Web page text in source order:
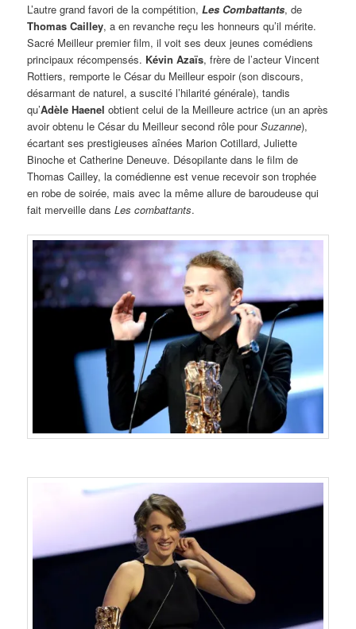
L’autre grand favori de la compétition,Les Combattants, de
Thomas Cailley, a en revanche reçu les honneurs qu’il mérite.
Sacré Meilleur premier film, il voit ses deux jeunes comédiens
principaux récompensés. Kévin Azaïs, frère de l’acteur Vincent
Rottiers, remporte le César du Meilleur espoir (son discours,
désarmant de naturel, a suscité l’hilarité générale), tandis
qu’Adèle Haenel obtient celui de la Meilleure actrice (un an après
avoir obtenu le César du Meilleur second rôle pourSuzanne),
écartant ses prestigieuses aînées Marion Cotillard, Juliette
Binoche et Catherine Deneuve. Désopilante dans le film de
Thomas Cailley, la comédienne est venue recevoir son trophée
en robe de soirée, mais avec la même allure de baroudeuse qui
fait merveille dansLes combattants.